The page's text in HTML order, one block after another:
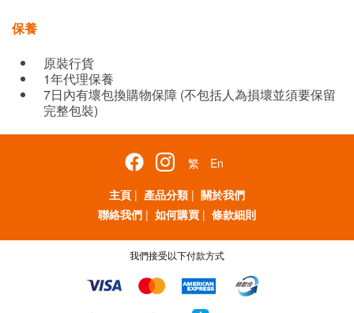
保養
原裝行貨
1年代理保養
7日內有壞包換購物保障 (不包括人為損壞並須要保留
完整包裝)
繁
En
主頁 | 產品分類 | 關於我們
聯絡我們 | 如何購買 | 條款細則
我們接受以下付款方式